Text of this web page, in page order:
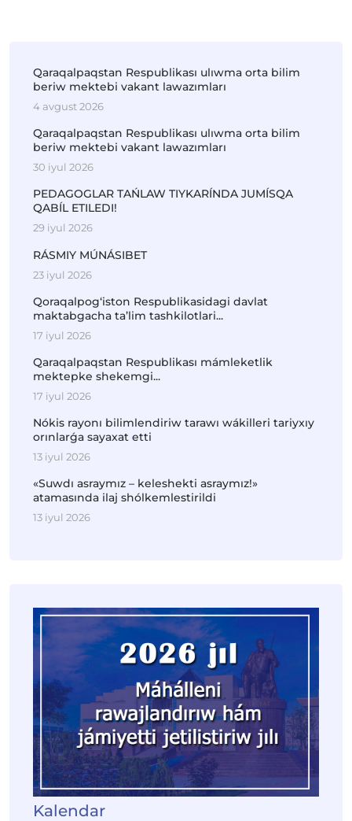
Qaraqalpaqstan Respublikası ulıwma orta bilim
beriw mektebi vakant lawazımları
4 avgust 2026
Qaraqalpaqstan Respublikası ulıwma orta bilim
beriw mektebi vakant lawazımları
30 iyul 2026
PEDAGOGLAR TAŃLAW TIYKARÍNDA JUMÍSQA
QABÍL ETILEDI!
29 iyul 2026
RÁSMIY MÚNÁSIBET
23 iyul 2026
Qoraqalpog‘iston Respublikasidagi davlat
maktabgacha ta’lim tashkilotlari...
17 iyul 2026
Qaraqalpaqstan Respublikası mámleketlik
mektepke shekemgi...
17 iyul 2026
Nókis rayonı bilimlendiriw tarawı wákilleri tariyxıy
orınlarǵa sayaxat etti
13 iyul 2026
«Suwdı asraymız – keleshekti asraymız!»
atamasında ilaj shólkemlestirildi
13 iyul 2026
Kalendar